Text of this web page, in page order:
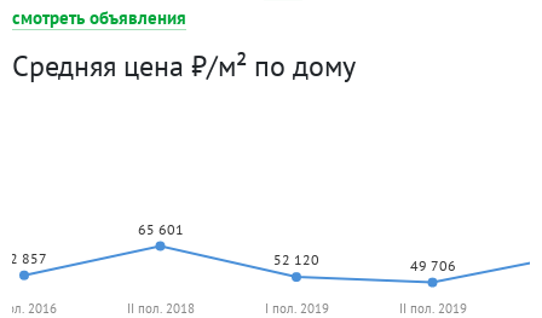
смотреть объявления
Средняя цена ₽/м² по дому
52 857
65 601
52 120 49 706
2016 II пол. 2018 I пол. 2019 II пол. 2019